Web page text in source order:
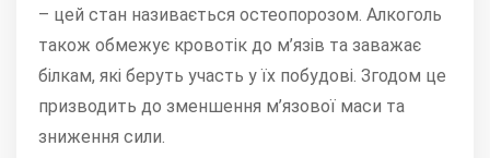
– цей стан називається остеопорозом. Алкоголь
також обмежує кровотік до м’язів та заважає
білкам, які беруть участь у їх побудові. Згодом це
призводить до зменшення м’язової маси та
зниження сили.